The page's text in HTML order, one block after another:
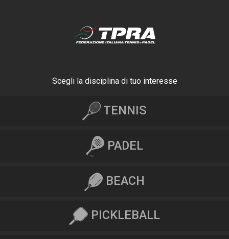
Scegli la disciplina di tuo interesse
TENNIS
PADEL
BEACH
PICKLEBALL